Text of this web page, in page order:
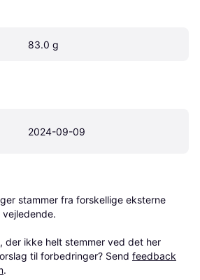
83.0 g
2024-09-09
stammer fra forskellige eksterne
der ikke helt stemmer ved det her
til forbedringer? Send feedback
.